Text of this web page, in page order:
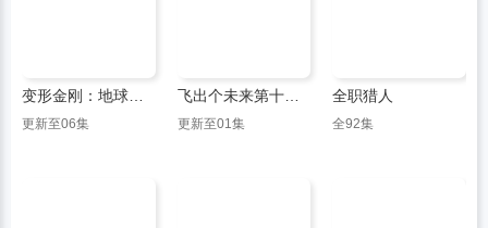
变形金刚：地球火种第二季
更新至06集
飞出个未来第十二季
更新至01集
全职猎人
全92集